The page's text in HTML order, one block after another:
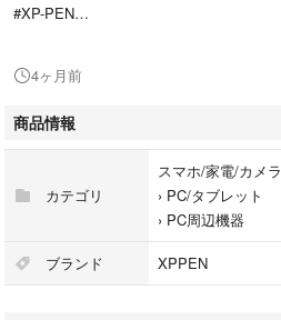
#XP-PEN
#PC/タブレット
#PC周辺機器
4ヶ月前
商品情報
カテゴリ
スマホ/家電/カメラ
› PC/タブレット
› PC周辺機器
ブランド XPPEN